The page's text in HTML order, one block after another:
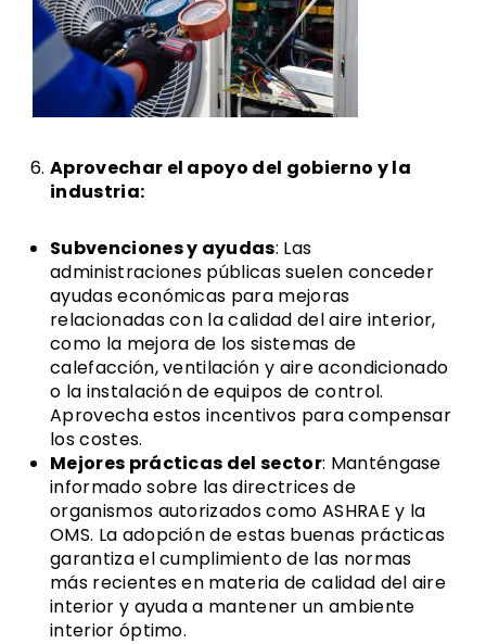
Aprovechar el apoyo del gobierno y la
industria:
Subvenciones y ayudas: Las
administraciones públicas suelen conceder
ayudas económicas para mejoras
relacionadas con la calidad del aire interior,
como la mejora de los sistemas de
calefacción, ventilación y aire acondicionado
o la instalación de equipos de control.
Aprovecha estos incentivos para compensar
los costes.
Mejores prácticas del sector: Manténgase
informado sobre las directrices de
organismos autorizados como ASHRAE y la
OMS. La adopción de estas buenas prácticas
garantiza el cumplimiento de las normas
más recientes en materia de calidad del aire
interior y ayuda a mantener un ambiente
interior óptimo.